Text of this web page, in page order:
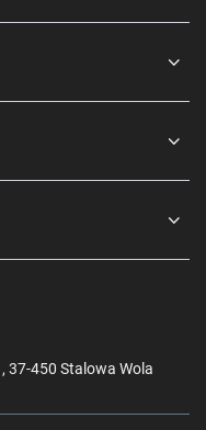
, 37-450 Stalowa Wola